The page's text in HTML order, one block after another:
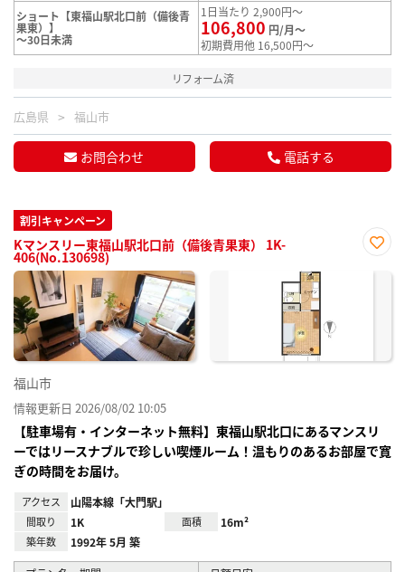
ショート【東福山駅北口前（備後青
果東）】
～30日未満
1日当たり 2,900円～
106,800 円/月～
初期費用他 16,500円～
リフォーム済
広島県 福山市
お問合わせ 電話する
割引キャンペーン
Kマンスリー東福山駅北口前（備後青果東） 1K-
406(No.130698)
に入
福山市
情報更新日 2026/08/02 10:05
【駐車場有・インターネット無料】東福山駅北口にあるマンスリ
ーではリースナブルで珍しい喫煙ルーム！温もりのあるお部屋で寛
ぎの時間をお届け。
アクセス 山陽本線「大門駅」
間取り 1K 面積 16m²
築年数 1992年 5月 築